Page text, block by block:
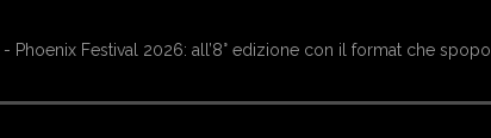
di Castelluccio, tornano le navette Contram per raggiungere